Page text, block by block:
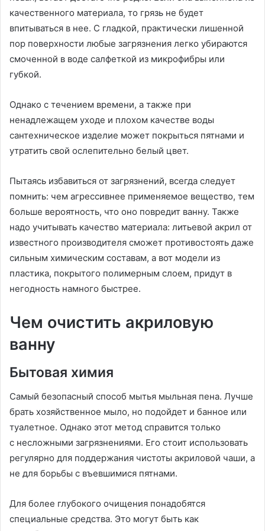
качественного материала, то грязь не будет
впитываться в нее. С гладкой, практически лишенной
пор поверхности любые загрязнения легко убираются
смоченной в воде салфеткой из микрофибры или
губкой.
Однако с течением времени, а также при
ненадлежащем уходе и плохом качестве воды
сантехническое изделие может покрыться пятнами и
утратить свой ослепительно белый цвет.
Пытаясь избавиться от загрязнений, всегда следует
помнить: чем агрессивнее применяемое вещество, тем
больше вероятность, что оно повредит ванну. Также
надо учитывать качество материала: литьевой акрил от
известного производителя сможет противостоять даже
сильным химическим составам, а вот модели из
пластика, покрытого полимерным слоем, придут в
негодность намного быстрее.
Чем очистить акриловую
ванну
Бытовая химия
Самый безопасный способ мытья мыльная пена. Лучше
брать хозяйственное мыло, но подойдет и банное или
туалетное. Однако этот метод справится только
с несложными загрязнениями. Его стоит использовать
регулярно для поддержания чистоты акриловой чаши, а
не для борьбы с въевшимися пятнами.
Для более глубокого очищения понадобятся
специальные средства. Это могут быть как